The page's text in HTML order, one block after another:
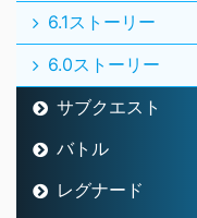
6.1ストーリー
6.0ストーリー
サブクエスト
バトル
レグナード